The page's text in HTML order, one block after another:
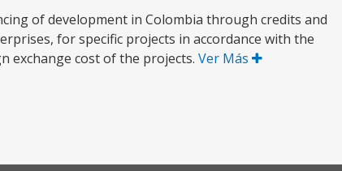
of development in Colombia through credits and
for specific projects in accordance with the
exchange cost of the projects. Ver Más